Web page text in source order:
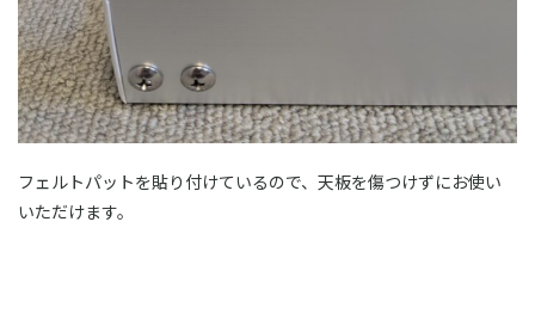
フェルトパットを貼り付けているので、天板を傷つけずにお使い
いただけます。